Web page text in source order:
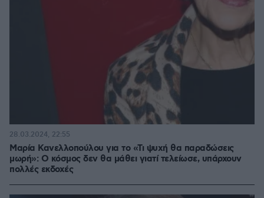
Μαρία Κανελλοπούλου για το «Τι ψυχή θα παραδώσεις
μωρή»: Ο κόσμος δεν θα μάθει γιατί τελείωσε, υπάρχουν
πολλές εκδοχές
28.03.2024, 22:55